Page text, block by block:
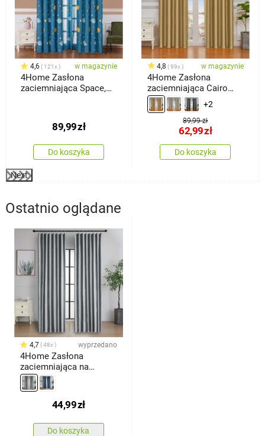
4,6 121x w magazynie
4Home Zasłona
zaciemniająca Space,
89,99zł
Do koszyka
4,8 99x w magazynie
4Home Zasłona
zaciemniająca Cairo
złoty, 150 x 250 cm
+2
89,99 zł
62,99zł
Do koszyka
Next
Ostatnio oglądane
4,7 48x wyprzedano
4Home Zasłona
zaciemniająca na
krążkach Paris szary,
150 x 250 cm
44,99zł
Do koszyka